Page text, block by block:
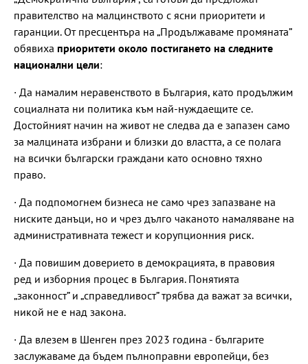
правителство на малцинството с ясни приоритети и
гаранции. От пресцентъра на „Продължаваме промяната”
обявиха приоритети около постигането на следните
национални цели:
· Да намалим неравенството в България, като продължим
социалната ни политика към най-нуждаещите се.
Достойният начин на живот не следва да е запазен само
за малцината избрани и близки до властта, а се полага
на всички български граждани като основно тяхно
право.
· Да подпомогнем бизнеса не само чрез запазване на
ниските данъци, но и чрез дълго чаканото намаляване на
административната тежест и корупционния риск.
· Да повишим доверието в демокрацията, в правовия
ред и изборния процес в България. Понятията
„законност” и „справедливост” трябва да важат за всички,
никой не е над закона.
· Да влезем в Шенген през 2023 година - българите
заслужаваме да бъдем пълноправни европейци, без